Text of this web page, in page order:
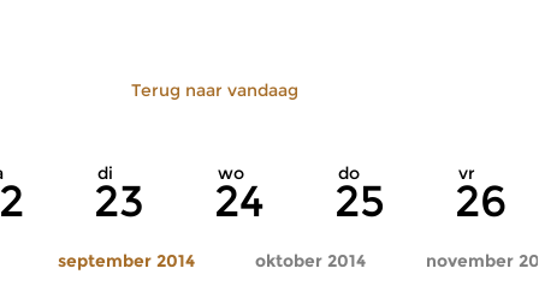
Terug naar vandaag
di
23
wo
24
do
25
vr
26
september 2014 oktober 2014 november